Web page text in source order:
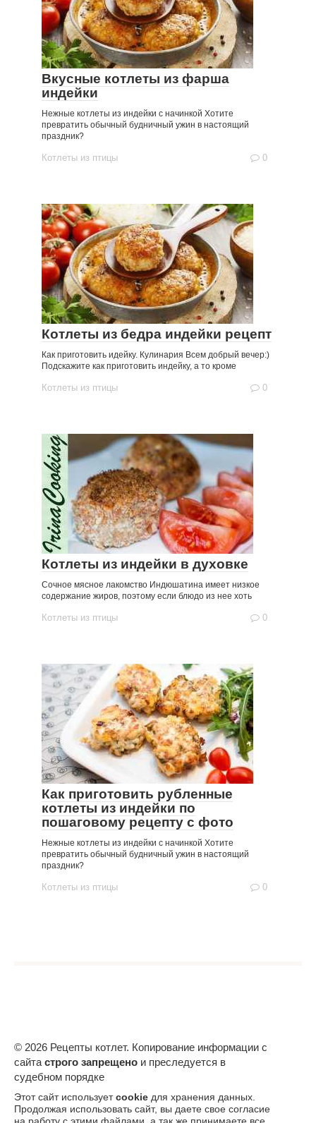
Вкусные котлеты из фарша
индейки
Нежные котлеты из индейки с начинкой Хотите
превратить обычный будничный ужин в настоящий
праздник?
Котлеты из птицы 0
Котлеты из бедра индейки рецепт
Как приготовить идейку. Кулинария Всем добрый вечер:)
Подскажите как приготовить индейку, а то кроме
Котлеты из птицы 0
Котлеты из индейки в духовке
Сочное мясное лакомство Индюшатина имеет низкое
содержание жиров, поэтому если блюдо из нее хоть
Котлеты из птицы 0
Как приготовить рубленные
котлеты из индейки по
пошаговому рецепту с фото
Нежные котлеты из индейки с начинкой Хотите
превратить обычный будничный ужин в настоящий
праздник?
Котлеты из птицы 0
© 2026 Рецепты котлет. Копирование информации с
сайта строго запрещено и преследуется в
судебном порядке
Этот сайт использует cookie для хранения данных.
Продолжая использовать сайт, вы даете свое согласие